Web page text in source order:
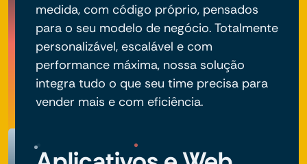
medida, com código próprio, pensados
para o seu modelo de negócio. Totalmente
personalizável, escalável e com
performance máxima, nossa solução
integra tudo o que seu time precisa para
vender mais e com eficiência.